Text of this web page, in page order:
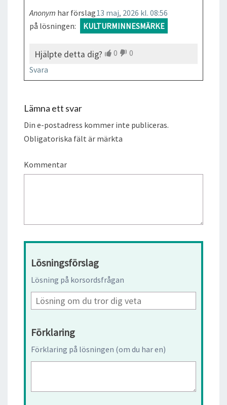
13 maj, 2026 kl. 08:56
Anonym har förslag
på lösningen:
KULTURMINNESMÄRKE
Hjälpte detta dig? 0
0
Svara
Lämna ett svar
Din e-postadress kommer inte publiceras.
Obligatoriska fält är märkta
Kommentar
Lösningsförslag
Lösning på korsordsfrågan
Förklaring
Förklaring på lösningen (om du har en)